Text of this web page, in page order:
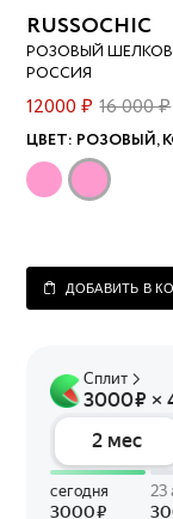
RUSSOCHIC
РОЗОВЫЙ
РОССИЯ
12000 ₽ 16 000 ₽
ЦВЕТ: РОЗОВЫЙ,
ДОБАВИТЬ В